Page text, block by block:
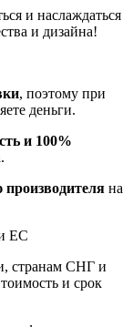
и наслаждаться
и дизайна!
, поэтому при
деньги.
и 100%
производителя на
ЕС
странам СНГ и
и срок